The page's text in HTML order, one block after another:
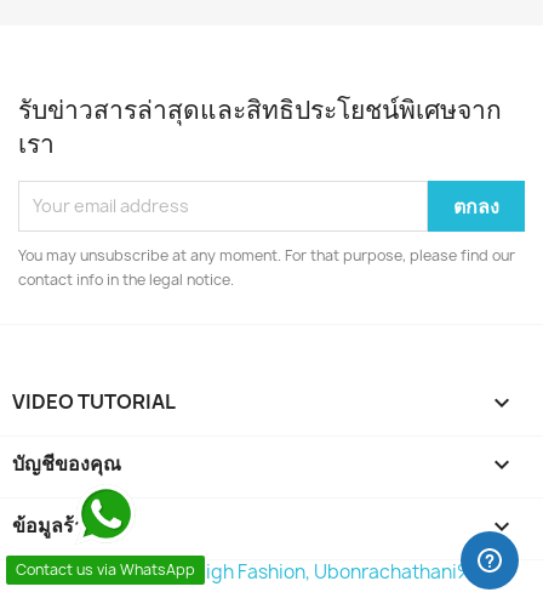
รับข่าวสารล่าสุดและสิทธิประโยชน์พิเศษจาก
เรา
You may unsubscribe at any moment. For that purpose, please find our
contact info in the legal notice.
VIDEO TUTORIAL 
บัญชีของคุณ 
ข้อมูลร้านค้า keyboard_arrow_down
Contact us via WhatsApp
© 2026 - Shop by %High Fashion, Ubonrachathani%